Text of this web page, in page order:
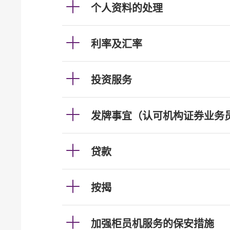
个人资料的处理
利率及汇率
投资服务
发牌事宜（认可机构证券业务
贷款
按揭
加强柜员机服务的保安措施